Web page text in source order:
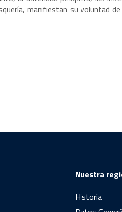
manifiestan su voluntad
Nuestra
Historia